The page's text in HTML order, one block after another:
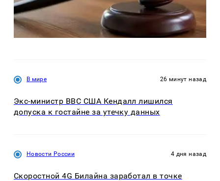
В мире 26 минут назад
Экс-министр ВВС США Кендалл лишился
допуска к гостайне за утечку данных
Новости России 4 дня назад
Скоростной 4G Билайна заработал в точке